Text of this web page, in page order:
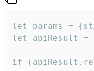
let params =
let apiResult =
if